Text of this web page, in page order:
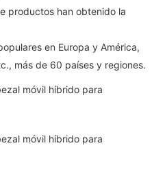
productos han obtenido la
en Europa y América,
más de 60 países y regiones.